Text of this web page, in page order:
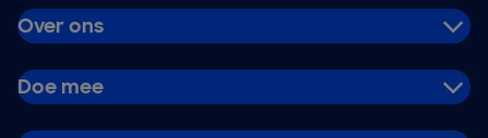
Over ons
Doe mee